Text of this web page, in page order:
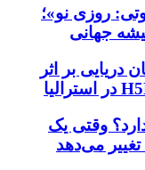
روزی نو»؛
دریایی بر اثر
وقتی یک
تغییر می‌دهد